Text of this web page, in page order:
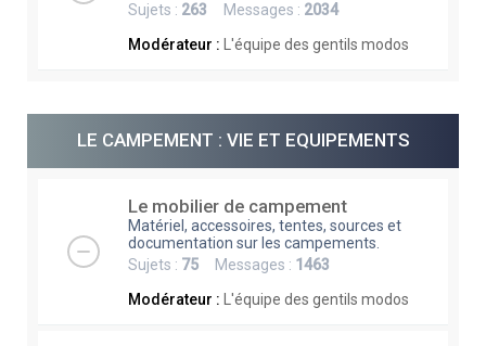
Sujets : 263 Messages : 2034
Modérateur :
L'équipe des gentils modos
LE CAMPEMENT : VIE ET EQUIPEMENTS
Le mobilier de campement
Matériel, accessoires, tentes, sources et
documentation sur les campements.
Sujets : 75 Messages : 1463
Modérateur :
L'équipe des gentils modos